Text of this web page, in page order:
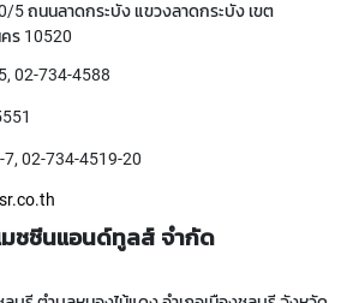
5 ถนนลาดกระบัง แขวงลาดกระบัง เขต
ร 10520
02-734-4588
02-734-4519-20
มชชีนแอนด์ทูลส์ จำกัด